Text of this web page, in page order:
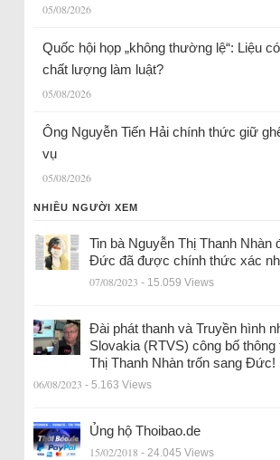
05/08/2026
Quốc hội họp „không thường lệ“: Liệu
chất lượng làm luật?
05/08/2026
Ông Nguyễn Tiến Hải chính thức giữ
vụ
05/08/2026
NHIỀU NGƯỜI XEM
Tin bà Nguyễn Thị Thanh Nhàn
Đức đã được chính thức xác
07/08/2023 - 15.059 Views
Đài phát thanh và Truyền hình
Slovakia (RTVS) công bố thông
Thị Thanh Nhàn trốn sang Đức!
06/08/2023 - 5.163 Views
Ủng hộ Thoibao.de
15/02/2018 - 24.045 Views